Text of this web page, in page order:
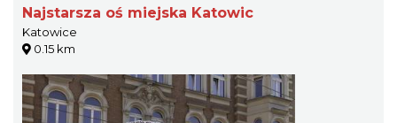
Najstarsza oś miejska Katowic
Katowice
0.15 km